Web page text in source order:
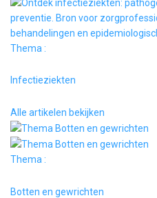
Thema :
Infectieziekten
Alle artikelen bekijken
Thema :
Botten en gewrichten